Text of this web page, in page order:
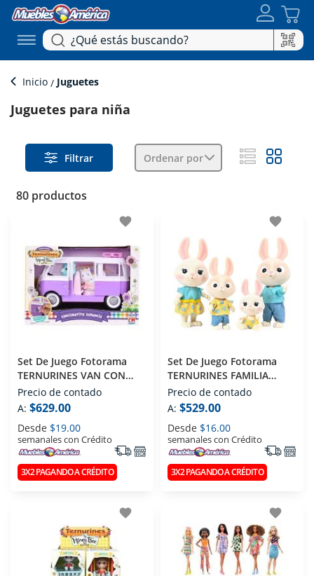
Inicio Juguetes
Juguetes para niña
Filtrar Ordenar por
80 productos
favorite
Set De Juego Fotorama
TERNURINES VAN CON
ACCESORIOS 1673
Precio de contado
A: $629.00
Desde $19.00
semanales con Crédito
3X2 PAGANDO A CRÉDITO
favorite
Set De Juego Fotorama
TERNURINES FAMILIA
CLÁSICO 1323
Precio de contado
A: $529.00
Desde $16.00
semanales con Crédito
3X2 PAGANDO A CRÉDITO
favorite favorite